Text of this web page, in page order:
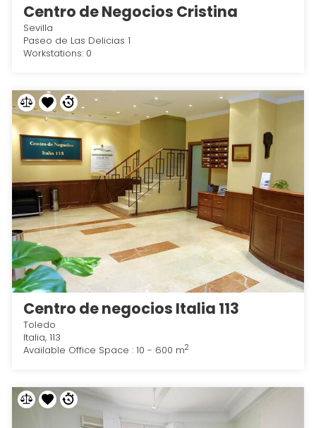
Centro de Negocios Cristina
Sevilla
Paseo de Las Delicias 1
Workstations: 0
Centro de negocios Italia 113
Toledo
Italia, 113
Available Office Space : 10 - 600 m2